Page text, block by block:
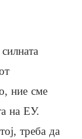
ние сме
на ЕУ.
треба да